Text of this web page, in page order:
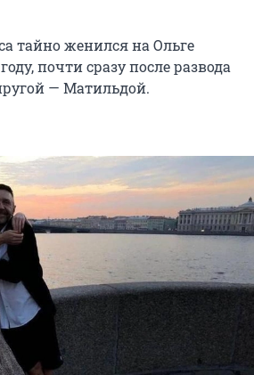
тайно женился на Ольге
почти сразу после развода
— Матильдой.